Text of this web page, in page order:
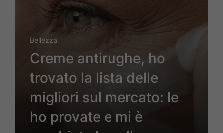
Bellezza
Creme antirughe, ho
trovato la lista delle
migliori sul mercato: le
ho provate e mi è